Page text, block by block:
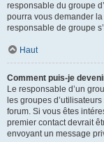
responsable du groupe
pourra vous demander
responsable de groupe
Haut
Comment puis-je
Le responsable d’un
les groupes
forum. Si vous êtes
premier contact devrait
envoyant un message